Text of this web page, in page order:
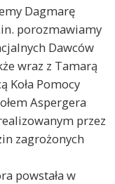
Dagmarę
porozmawiamy
Dawców
wraz z Tamarą
Koła Pomocy
Aspergera
przez
zagrożonych
powstała w